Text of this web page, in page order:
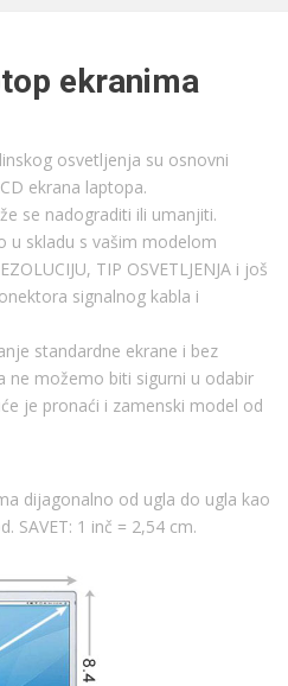
ekranima
osvetljenja su osnovni
ekrana laptopa.
se nadograditi ili umanjiti.
u skladu s vašim modelom
TIP OSVETLJENJA i još
signalnog kabla i
standardne ekrane i bez
ne možemo biti sigurni u odabir
je pronaći i zamenski model od
dijagonalno od ugla do ugla kao
SAVET: 1 inč = 2,54 cm.